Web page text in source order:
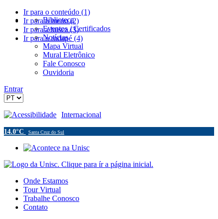
Ir para o conteúdo (1)
Ir para o menu (2)
Ir para a busca (3)
Ir para o rodapé (4)
Biblioteca
Eventos / Certificados
Notícias
Mapa Virtual
Mural Eletrônico
Fale Conosco
Ouvidoria
Entrar
Acessibilidade Internacional
14.0°C Santa Cruz do Sul
Onde Estamos
Tour Virtual
Trabalhe Conosco
Contato